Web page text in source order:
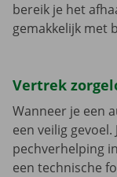
bereik je het
gemakkelijk met
Vertrek
Wanneer je een
een veilig
pechverhelping
een technische